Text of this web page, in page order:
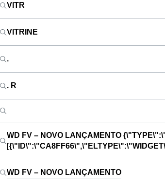
VITR
VITRINE
.
. R
WD FV – NOVO LANÇAMENTO
WD FV – NOVO LANÇAMENTO